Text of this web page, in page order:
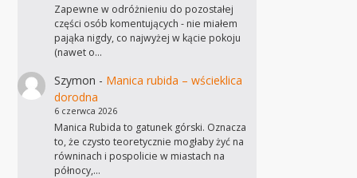
Zapewne w odróżnieniu do pozostałej
części osób komentujących - nie miałem
pająka nigdy, co najwyżej w kącie pokoju
(nawet o…
Szymon - Manica rubida – wścieklica
dorodna
6 czerwca 2026
Manica Rubida to gatunek górski. Oznacza
to, że czysto teoretycznie mogłaby żyć na
równinach i pospolicie w miastach na
północy,…